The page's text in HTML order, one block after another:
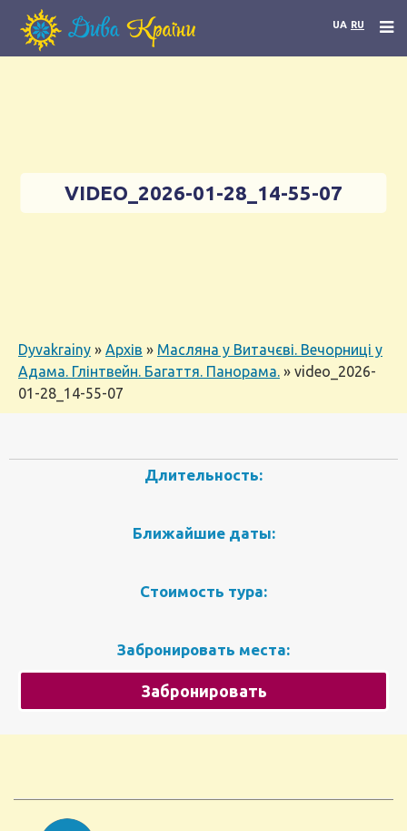
UA RU
VIDEO_2026-01-28_14-55-07
Dyvakrainy » Архів » Масляна у Витачєві. Вечорниці у
Адама. Глінтвейн. Багаття. Панорама. » video_2026-
01-28_14-55-07
Длительность:
Ближайшие даты:
Стоимость тура:
Забронировать места:
Забронировать